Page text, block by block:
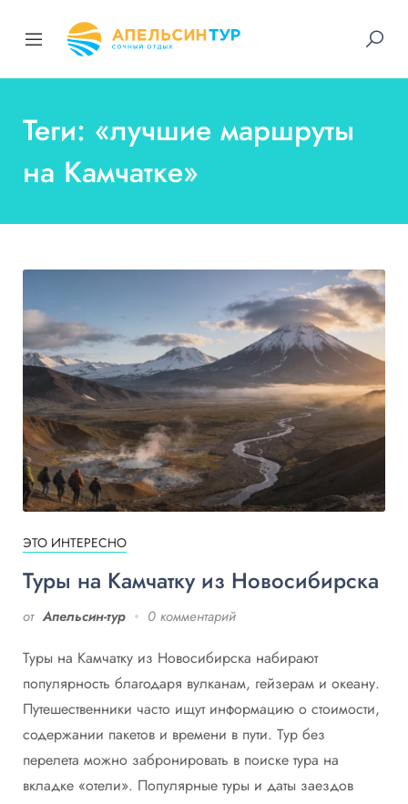
Теги: «лучшие маршруты
на Камчатке»
ЭТО ИНТЕРЕСНО
Туры на Камчатку из Новосибирска
от Апельсин-тур 0 комментарий
Туры на Камчатку из Новосибирска набирают
популярность благодаря вулканам, гейзерам и океану.
Путешественники часто ищут информацию о стоимости,
содержании пакетов и времени в пути. Тур без
перелета можно забронировать в поиске тура на
вкладке «отели». Популярные туры и даты заездов